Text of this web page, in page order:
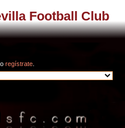
Football Club
o regístrate